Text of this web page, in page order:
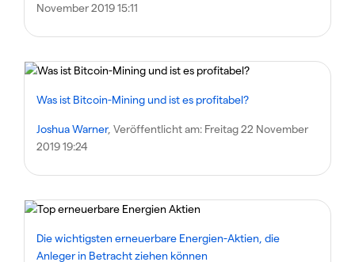
November 2019 15:11
Was ist Bitcoin-Mining und ist es profitabel?
Joshua Warner, Veröffentlicht am: Freitag 22 November
2019 19:24
Die wichtigsten erneuerbare Energien-Aktien, die
Anleger in Betracht ziehen können